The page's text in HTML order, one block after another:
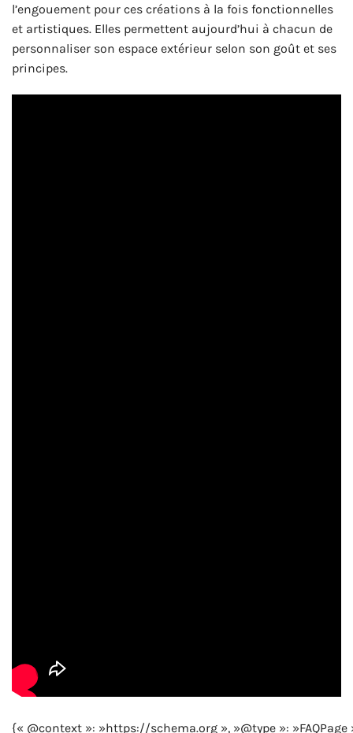
l’engouement pour ces créations à la fois fonctionnelles
et artistiques. Elles permettent aujourd’hui à chacun de
personnaliser son espace extérieur selon son goût et ses
principes.
{« @context »: »https://schema.org », »@type »: